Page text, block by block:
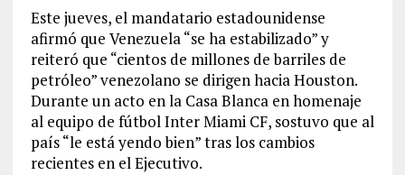
Este jueves, el mandatario estadounidense
afirmó que Venezuela “se ha estabilizado” y
reiteró que “cientos de millones de barriles de
petróleo” venezolano se dirigen hacia Houston.
Durante un acto en la Casa Blanca en homenaje
al equipo de fútbol Inter Miami CF, sostuvo que al
país “le está yendo bien” tras los cambios
recientes en el Ejecutivo.